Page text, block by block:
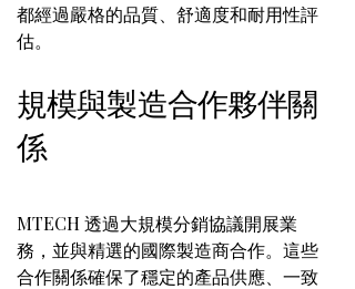
都經過嚴格的品質、舒適度和耐用性評
估。
規模與製造合作夥伴關
係
MTECH 透過大規模分銷協議開展業
務，並與精選的國際製造商合作。這些
合作關係確保了穩定的產品供應、一致